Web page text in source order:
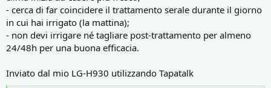
il diserbante nel tardo pomeriggio dopo le 19?
sono un pochino confuso
grazie per eventuali suggerimenti
- cerca di far coincidere il trattamento serale durante il giorno
in cui hai irrigato (la mattina);
- non devi irrigare né tagliare post-trattamento per almeno
24/48h per una buona efficacia.
Inviato dal mio LG-H930 utilizzando Tapatalk